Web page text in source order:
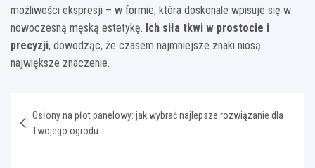
możliwości ekspresji – w formie, która doskonale wpisuje się w
nowoczesną męską estetykę. Ich siła tkwi w prostocie i
precyzji, dowodząc, że czasem najmniejsze znaki niosą
największe znaczenie.
wpisu
Osłony na płot panelowy: jak wybrać najlepsze rozwiązanie dla
Twojego ogrodu